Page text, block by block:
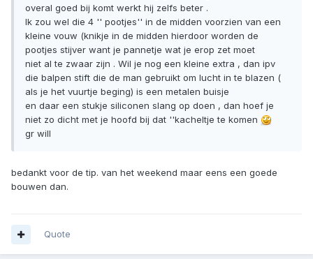
overal goed bij komt werkt hij zelfs beter .
Ik zou wel die 4 '' pootjes'' in de midden voorzien van een
kleine vouw (knikje in de midden hierdoor worden de
pootjes stijver want je pannetje wat je erop zet moet
niet al te zwaar zijn . Wil je nog een kleine extra , dan ipv
die balpen stift die de man gebruikt om lucht in te blazen (
als je het vuurtje beging) is een metalen buisje
en daar een stukje siliconen slang op doen , dan hoef je
niet zo dicht met je hoofd bij dat ''kacheltje te komen
gr will
bedankt voor de tip. van het weekend maar eens een goede
bouwen dan.
Quote